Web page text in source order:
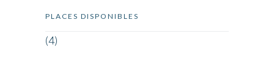
PLACES DISPONIBLES
(4)